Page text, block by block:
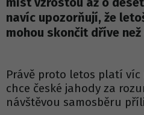
navíc upozorňují, že
mohou skončit dříve
Právě proto letos platí víc
chce české jahody za
návštěvou samosběru